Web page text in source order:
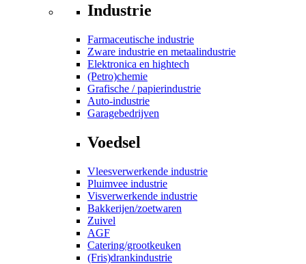
Industrie
Farmaceutische industrie
Zware industrie en metaalindustrie
Elektronica en hightech
(Petro)chemie
Grafische / papierindustrie
Auto-industrie
Garagebedrijven
Voedsel
Vleesverwerkende industrie
Pluimvee industrie
Visverwerkende industrie
Bakkerijen/zoetwaren
Zuivel
AGF
Catering/grootkeuken
(Fris)drankindustrie